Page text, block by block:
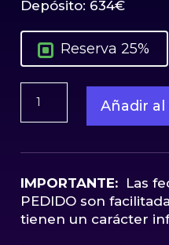
Depósito: 634€
Reserva 25%
Toothless
Life
Size
Dragon
Elite
Creature
Añadir
IMPORTANTE: Las
PEDIDO son
tienen un carácter